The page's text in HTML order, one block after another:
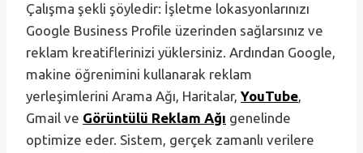
Çalışma şekli şöyledir: İşletme lokasyonlarınızı
Google Business Profile üzerinden sağlarsınız ve
reklam kreatiflerinizi yüklersiniz. Ardından Google,
makine öğrenimini kullanarak reklam
yerleşimlerini Arama Ağı, Haritalar, YouTube,
Gmail ve Görüntülü Reklam Ağı genelinde
optimize eder. Sistem, gerçek zamanlı verilere